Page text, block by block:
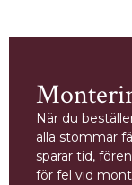
När du
alla stommar
sparar tid,
för fel vid